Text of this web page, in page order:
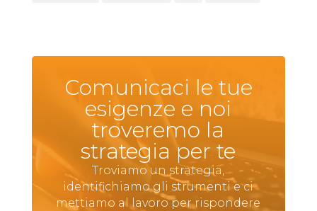
Comunicaci le tue
esigenze e noi
troveremo la
strategia per te
Troviamo un strategia,
identifichiamo gli strumenti e ci
mettiamo al lavoro per rispondere